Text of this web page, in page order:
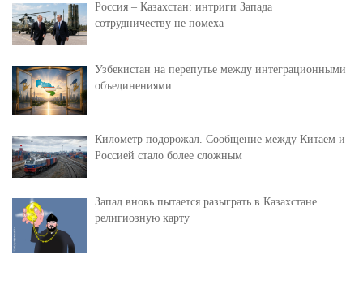
Россия – Казахстан: интриги Запада
сотрудничеству не помеха
Узбекистан на перепутье между интеграционными
объединениями
Километр подорожал. Сообщение между Китаем и
Россией стало более сложным
Запад вновь пытается разыграть в Казахстане
религиозную карту